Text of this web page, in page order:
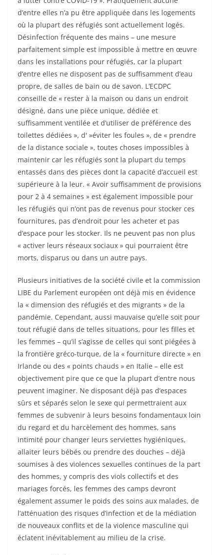
d’entre elles n’a pu être appliquée dans les logements
où la plupart des réfugiés sont actuellement logés.
Désinfection fréquente des mains – une mesure
parfaitement simple est impossible à mettre en œuvre
dans les installations pour réfugiés, car la plupart
d’entre elles ne disposent pas de suffisamment d’eau
propre, de salles de bain ou de savon. L’ECDPC
conseille de « rester à la maison ou dans un endroit
désigné, dans une pièce unique, dédiée et
suffisamment ventilée et d’utiliser de préférence des
toilettes dédiées », d' »éviter les foules », de « prendre
de la distance sociale », toutes choses impossibles à
maintenir car les réfugiés sont la plupart du temps
entassés dans des pièces dont la capacité d’accueil est
supérieure à la leur. « Avoir suffisamment de provisions
pour 2 à 4 semaines » est également impossible pour
les réfugiés qui n’ont pas de revenus pour stocker ces
fournitures, pas d’endroit pour les acheter et pas
d’espace pour les stocker. Ils ne peuvent pas non plus
« activer leurs réseaux sociaux » qui pourraient être
morts, disparus ou dans un autre pays.
Plusieurs initiatives de la société civile et la commission
LIBE du Parlement européen ont déjà mis en évidence
la « dimension des réfugiés et des migrants » de la
pandémie. Cependant, aussi mauvaise qu’elle soit pour
tout réfugié dans de telles situations, pour les filles et
les femmes – qu’il s’agisse de celles qui sont piégées à
la frontière gréco-turque, de la « fourniture directe » en
Irlande ou des « points chauds » en Italie – elle est
objectivement pire que ce que la plupart d’entre nous
peuvent imaginer. Ne disposant déjà pas d’espaces
sûrs et séparés selon le sexe qui permettraient aux
femmes de subvenir à leurs besoins fondamentaux loin
du regard et du harcèlement des hommes, sans
intimité pour changer leurs serviettes hygiéniques,
allaiter leurs bébés ou prendre des douches – déjà
soumises à des violences sexuelles continues de la part
des hommes, y compris des viols collectifs et des
mariages forcés, les femmes des camps devront
également assumer le poids des soins aux malades, de
l’atténuation des risques d’infection et de la médiation
de nouveaux conflits et de la violence masculine qui
éclatent inévitablement au milieu de la crise.